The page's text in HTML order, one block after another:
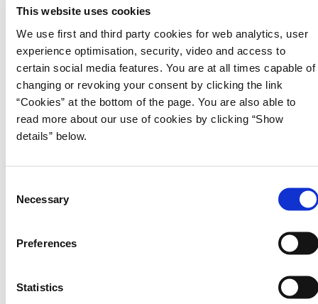
This website uses cookies
We use first and third party cookies for web analytics, user
experience optimisation, security, video and access to
certain social media features. You are at all times capable of
changing or revoking your consent by clicking the link
“Cookies” at the bottom of the page. You are also able to
read more about our use of cookies by clicking “Show
details” below.
Necessary
Preferences
Statistics
siden.
Pressehenvendelser
3392 4114